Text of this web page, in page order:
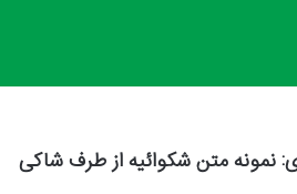
متن شکوائیه از طرف شاکی